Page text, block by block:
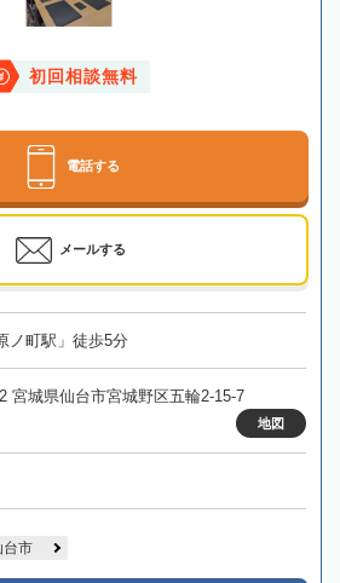
初回相談無料
電話する
メールする
ノ町駅」徒歩5分
宮城県仙台市宮城野区五輪2-15-7
地図
台市